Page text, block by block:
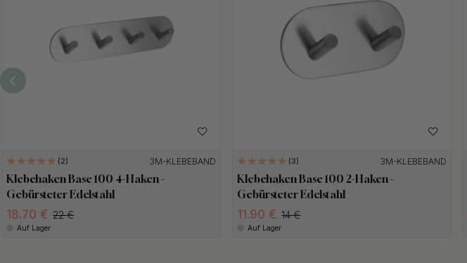
2 3M-KLEBEBAND
Klebehaken Base 100 4-Haken -
Gebürsteter Edelstahl
18.70 22
Auf Lager
3 3M-KLEBEBAND
Klebehaken Base 100 2-Haken -
Gebürsteter Edelstahl
11.90 14
Auf Lager